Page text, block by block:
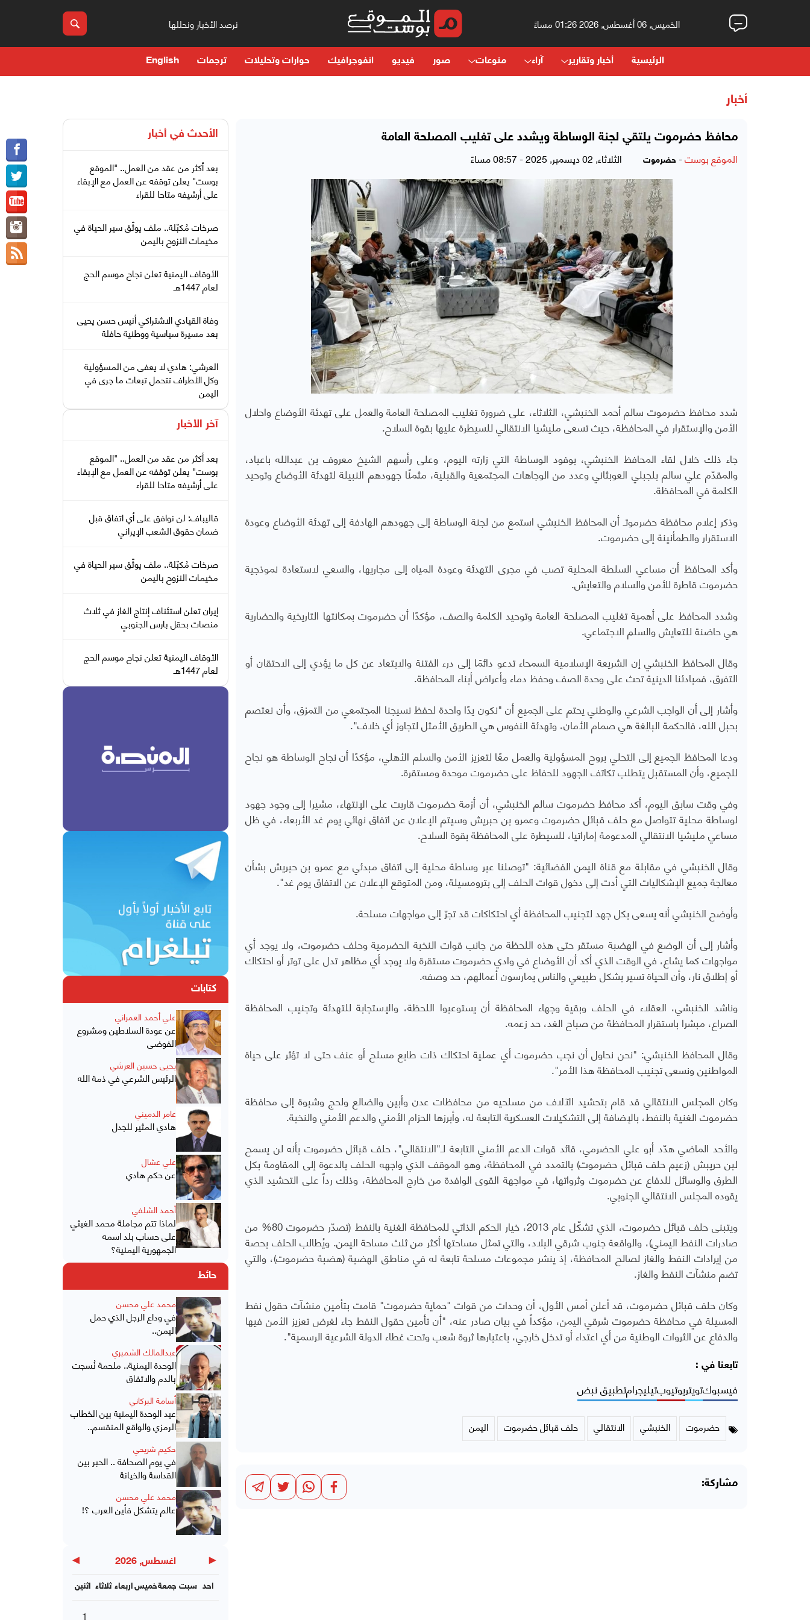
الخميس, 06 أغسطس, 2026 01:26 مساءً نرصد الأخبار ونحللها
الرئيسية أخبار وتقارير آراء منوعات صور فيديو انفوجرافيك حوارات وتحليلات ترجمات English
أخبار
محافظ حضرموت يلتقي لجنة الوساطة ويشدد على تغليب المصلحة العامة
الموقع بوست- حضرموت الثلاثاء, 02 ديسمبر, 2025 - 08:57 مساءً
​شدد محافظ حضرموت سالم أحمد الخنبشي، الثلاثاء، على ضرورة تغليب المصلحة العامة والعمل على تهدئة الأوضاع واحلال
الأمن والإستقرار في المحافظة، حيث تسعى مليشيا الانتقالي للسيطرة عليها بقوة السلاح.
جاء ذلك خلال لقاء المحافظ الخنبشي، بوفود الوساطة التي زارته اليوم، وعلى رأسهم الشيخ معروف بن عبدالله باعباد،
والمقدّم علي سالم بلجبلي العوبثاني وعدد من الوجاهات المجتمعية والقبلية، مثمنًا جهودهم النبيلة لتهدئة الأوضاع وتوحيد
الكلمة في المحافظة.
​وذكر إعلام محافظة حضرموتـ أن المحافظ الخنبشي استمع من لجنة الوساطة إلى جهودهم الهادفة إلى تهدئة الأوضاع وعودة
الاستقرار والطمأنينة إلى حضرموت.
وأكد المحافظ أن مساعي السلطة المحلية تصب في مجرى التهدئة وعودة المياه إلى مجاريها، والسعي لاستعادة نموذجية
حضرموت قاطرة للأمن والسلام والتعايش.
​وشدد المحافظ على أهمية تغليب المصلحة العامة وتوحيد الكلمة والصف، مؤكدًا أن حضرموت بمكانتها التاريخية والحضارية
هي حاضنة للتعايش والسلم الاجتماعي.
​وقال المحافظ الخنبشي إن الشريعة الإسلامية السمحاء تدعو دائمًا إلى درء الفتنة والابتعاد عن كل ما يؤدي إلى الاحتقان أو
التفرق، فمبادئنا الدينية تحث على وحدة الصف وحفظ دماء وأعراض أبناء المحافظة.
وأشار إلى أن الواجب الشرعي والوطني يحتم على الجميع أن "نكون يدًا واحدة لحفظ نسيجنا المجتمعي من التمزق، وأن نعتصم
بحبل الله، فالحكمة البالغة هي صمام الأمان، وتهدئة النفوس هي الطريق الأمثل لتجاوز أي خلاف".
​ودعا المحافظ الجميع إلى التحلي بروح المسؤولية والعمل معًا لتعزيز الأمن والسلم الأهلي، مؤكدًا أن نجاح الوساطة هو نجاح
للجميع، وأن المستقبل يتطلب تكاتف الجهود للحفاظ على حضرموت موحدة ومستقرة.
وفي وقت سابق اليوم، أكد محافظ حضرموت سالم الخنبشي، أن أزمة حضرموت قاربت على الإنتهاء، مشيرا إلى وجود جهود
لوساطة محلية تتواصل مع حلف قبائل حضرموت وعمرو بن حبريش وسيتم الإعلان عن اتفاق نهائي يوم غد الأربعاء، في ظل
مساعي مليشيا الانتقالي المدعومة إماراتيا، للسيطرة على المحافظة بقوة السلاح.
وقال الخنبشي في مقابلة مع قناة اليمن الفضائية: "توصلنا عبر وساطة محلية إلى اتفاق مبدئي مع عمرو بن حبريش بشأن
معالجةجميعالإشكالياتالتيأدتإلىدخولقواتالحلفإلىبترومسيلة،ومنالمتوقعالإعلانعنالاتفاقيوم غد".
وأوضح الخنبشي أنهيسعىبكلجهدلتجنيبالمحافظةأياحتكاكاتقدتجرّإلىمواجهاتمسلحة.
وأشار إلى أن الوضع في الهضبة مستقر حتى هذه اللحظة من جانب قوات النخبة الحضرمية وحلف حضرموت، ولا يوجد أي
مواجهات كما يشاع، في الوقت الذي أكد أن الأوضاع في وادي حضرموت مستقرة ولا يوجدأيمظاهر تدل علىتوتر أواحتكاك
أوإطلاقنار،وأن الحياةتسير بشكلطبيعيوالناسيمارسونأعمالهم، حد وصفه.
وناشد الخنبشي، العقلاء في الحلف وبقية وجهاء المحافظة أن يستوعبوا اللحظة، والإستجابة للتهدئة وتجنيب المحافظة
الصراع، مبشرا باستقرار المحافظة من صباح الغد، حد زعمه.
وقال المحافظ الخنبشي: "نحن نحاول أن نجب حضرموت أي عملية احتكاك ذات طابع مسلح أو عنف حتى لا تؤثر على حياة
المواطنين ونسعى تجنيب المحافظة هذا الأمر".
وكان المجلس الانتقالي قد قام بتحشيد الآلاف من مسلحيه من محافظات عدن وأبين والضالع ولحج وشبوة إلى محافظة
حضرموت الغنية بالنفط، بالإضافة إلى التشكيلات العسكرية التابعة له، وأبرزها الحزام الأمني والدعم الأمني والنخبة.
والأحد الماضي هدّد أبو علي الحضرمي، قائد قوات الدعم الأمني التابعة لـ"الانتقالي"، حلف قبائل حضرموت بأنه لن يسمح
لبن حريبش (زعيم حلف قبائل حضرموت) بالتمدد في المحافظة، وهو الموقف الذي واجهه الحلف بالدعوة إلى المقاومة بكل
الطرق والوسائل للدفاع عن حضرموت وثرواتها، في مواجهة القوى الوافدة من خارج المحافظة، وذلك رداً على التحشيد الذي
يقوده المجلس الانتقالي الجنوبي.
ويتبنى حلف قبائل حضرموت، الذي تشكّل عام 2013، خيار الحكم الذاتي للمحافظة الغنية بالنفط (تصدّر حضرموت 80% من
صادرات النفط اليمني)، والواقعة جنوب شرقي البلاد، والتي تمثل مساحتها أكثر من ثلث مساحة اليمن. ويُطالب الحلف بحصة
من إيرادات النفط والغاز لصالح المحافظة، إذ ينشر مجموعات مسلحة تابعة له في مناطق الهضبة (هضبة حضرموت)، والتي
تضم منشآت النفط والغاز.
وكان حلف قبائل حضرموت، قد أعلن أمس الأول، أن وحدات من قوات "حماية حضرموت" قامت بتأمين منشآت حقول نفط
المسيلة في محافظة حضرموت شرقي اليمن، مؤكداً في بيان صادر عنه، "أن تأمين حقول النفط جاء لغرض تعزيز الأمن فيها
والدفاع عن الثروات الوطنية من أي اعتداء أو تدخل خارجي، باعتبارها ثروة شعب وتحت غطاء الدولة الشرعية الرسمية".
تابعنا في :
فيسبوكتويتريوتيوبتيليجرامتطبيق نبض
حضرموت الخنبشي الانتقالي حلف قبائل حضرموت اليمن
مشاركة:
الأحدث في أخبار
بعد أكثر من عقد من العمل.. "الموقع
بوست" يعلن توقفه عن العمل مع الإبقاء
على أرشيفه متاحا للقراء
صرخات مُكبّلة.. ملف يوثّق سير الحياة في
مخيمات النزوح باليمن
الأوقاف اليمنية تعلن نجاح موسم الحج
لعام 1447هـ
وفاة القيادي الاشتراكي أنيس حسن يحيى
بعد مسيرة سياسية ووطنية حافلة
العرشي: هادي لا يعفى من المسؤولية
وكل الأطراف تتحمل تبعات ما جرى في
اليمن
آخر الأخبار
بعد أكثر من عقد من العمل.. "الموقع
بوست" يعلن توقفه عن العمل مع الإبقاء
على أرشيفه متاحا للقراء
قاليباف: لن نوافق على أي اتفاق قبل
ضمان حقوق الشعب الإيراني
صرخات مُكبّلة.. ملف يوثّق سير الحياة في
مخيمات النزوح باليمن
إيران تعلن استئناف إنتاج الغاز في ثلاث
منصات بحقل بارس الجنوبي
الأوقاف اليمنية تعلن نجاح موسم الحج
لعام 1447هـ
كتابات
علي أحمد العمراني
عن عودة السلاطين ومشروع
الفوضى
يحيى حسين العرشي
الرئيس الشرعي في ذمة الله
عامر الدميني
هادي المثير للجدل
علي عشال
عن حكم هادي
أحمد الشلفي
لماذا تتم مجاملة محمد الغيثي
على حساب بلد اسمه
الجمهورية اليمنية؟
حائط
محمد علي محسن
في وداع الرجل الذي حمل
اليمن..
عبدالمالك الشميري
الوحدة اليمنية.. ملحمة نُسجت
بالدم والاتفاق
أسامة البركاني
عيد الوحدة اليمنية بين الخطاب
الرمزي والواقع المنقسم..
حكيم شريحي
في يوم الصحافة .. الحبر بين
القداسة والخيانة
محمد علي محسن
عالم يتشكل فأين العرب ؟!
◀ اغسطس, 2026 ▶
اثنين ثلاثاء اربعاءخميسجمعة سبت احد
1